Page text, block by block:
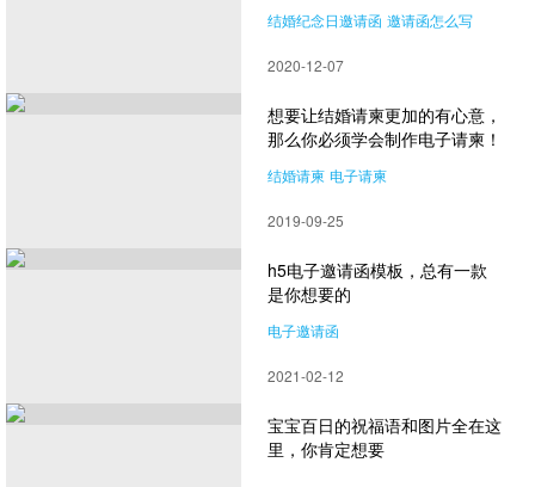
结婚纪念日邀请函 邀请函怎么写
2020-12-07
想要让结婚请柬更加的有心意，
那么你必须学会制作电子请柬！
结婚请柬 电子请柬
2019-09-25
h5电子邀请函模板，总有一款
是你想要的
电子邀请函
2021-02-12
宝宝百日的祝福语和图片全在这
里，你肯定想要